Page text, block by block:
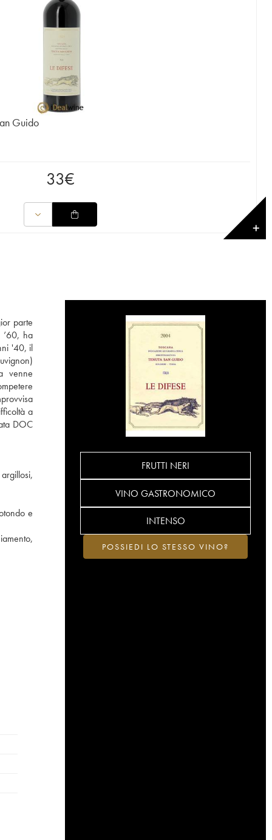
Guido
33€
✕
parte
’60, ha
'40, il
venne
a
DOC
e
FRUTTI NERI
VINO GASTRONOMICO
INTENSO
POSSIEDI LO STESSO VINO?